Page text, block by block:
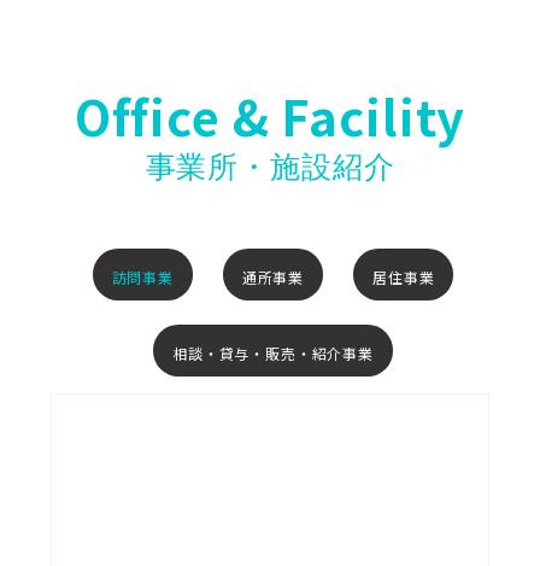
Office & Facility
事業所・施設紹介
訪問事業 通所事業 居住事業
相談・貸与・販売・紹介事業